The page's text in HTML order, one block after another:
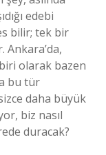
edebi
bilir; tek bir
Ankara’da,
olarak bazen
bu tür
daha büyük
biz nasıl
duracak?